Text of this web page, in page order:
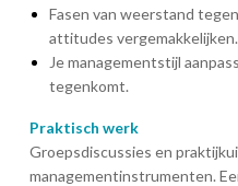
Fasen van weerstand
attitudes vergemakkelijken.
Je managementstijl
tegenkomt.
Praktisch werk
Groepsdiscussies en
managementinstrumenten.